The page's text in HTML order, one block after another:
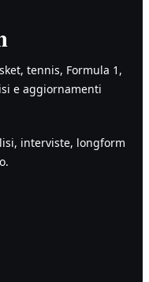
tennis, Formula 1,
e aggiornamenti
interviste, longform